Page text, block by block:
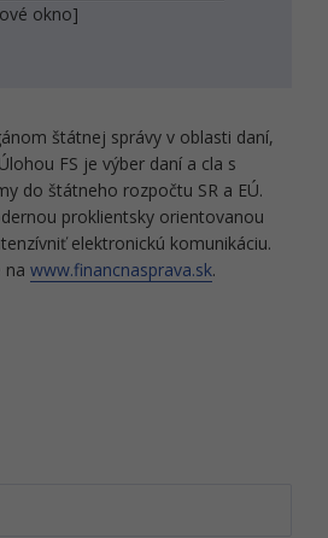
okno]
štátnej správy v oblasti daní,
FS je výber daní a cla s
do štátneho rozpočtu SR a EÚ.
proklientsky orientovanou
elektronickú komunikáciu.
na www.financnasprava.sk.